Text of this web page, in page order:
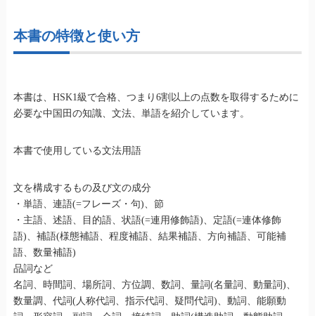
本書の特徴と使い方
本書は、HSK1級で合格、つまり6割以上の点数を取得するために
必要な中国田の知識、文法、単語を紹介しています。
本書で使用している文法用語
文を構成するもの及び文の成分
・単語、連語(=フレーズ・句)、節
・主語、述語、目的語、状語(=連用修飾語)、定語(=連体修飾
語)、補語(様態補語、程度補語、結果補語、方向補語、可能補
語、数量補語)
品詞など
名詞、時間詞、場所詞、方位調、数詞、量詞(名量詞、動量詞)、
数量調、代詞(人称代詞、指示代詞、疑問代詞)、動詞、能願動